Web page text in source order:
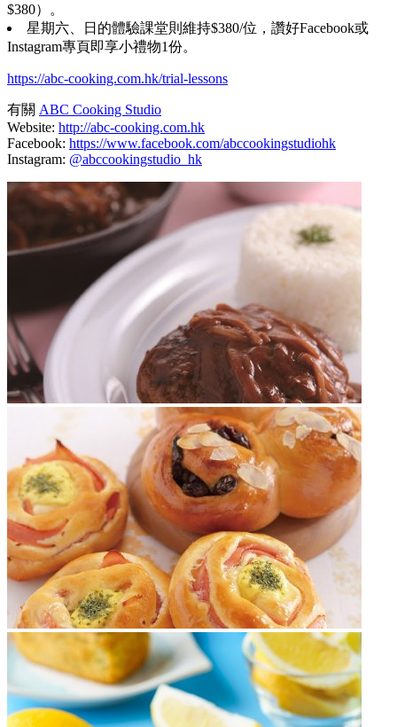
$380）。
星期六、日的體驗課堂則維持$380/位，讚好Facebook或
Instagram專頁即享小禮物1份。
https://abc-cooking.com.hk/trial-lessons
有關 ABC Cooking Studio
Website: http://abc-cooking.com.hk
Facebook: https://www.facebook.com/abccookingstudiohk
Instagram: @abccookingstudio_hk